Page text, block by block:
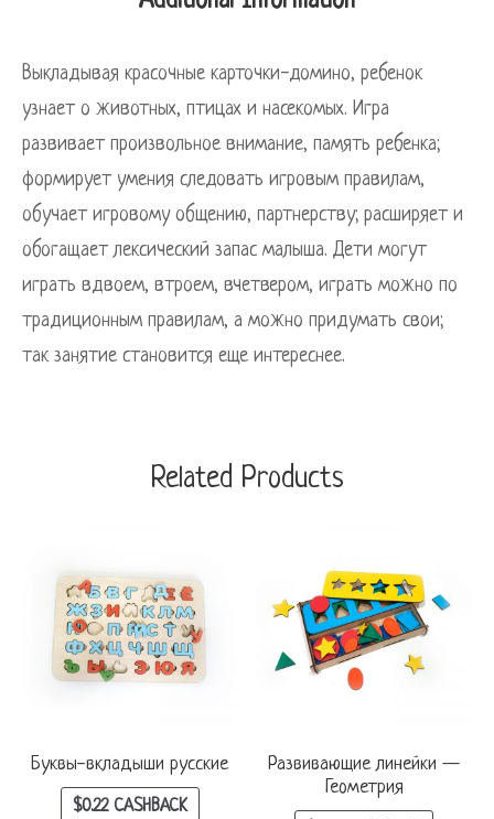
Выкладывая красочные карточки-домино, ребенок
узнает о животных, птицах и насекомых. Игра
развивает произвольное внимание, память ребенка;
формирует умения следовать игровым правилам,
обучает игровому общению, партнерству; расширяет и
обогащает лексический запас малыша. Дети могут
играть вдвоем, втроем, вчетвером, играть можно по
традиционным правилам, а можно придумать свои;
так занятие становится еще интереснее.
Related Products
Буквы-вкладыши русские
$0.22CASHBACK
Развивающие линейки —
Геометрия